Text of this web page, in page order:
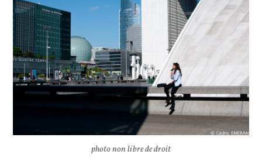
photo non libre de droit